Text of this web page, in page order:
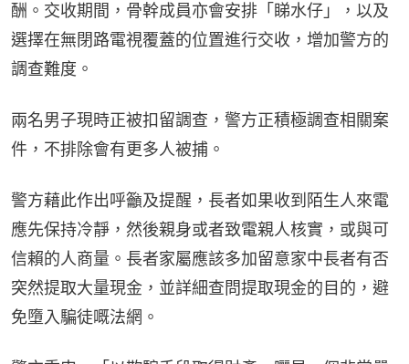
酬。交收期間，骨幹成員亦會安排「睇水仔」，以及
選擇在無閉路電視覆蓋的位置進行交收，增加警方的
調查難度。
兩名男子現時正被扣留調查，警方正積極調查相關案
件，不排除會有更多人被捕。
警方藉此作出呼籲及提醒，長者如果收到陌生人來電
應先保持冷靜，然後親身或者致電親人核實，或與可
信賴的人商量。長者家屬應該多加留意家中長者有否
突然提取大量現金，並詳細查問提取現金的目的，避
免墮入騙徒嘅法網。